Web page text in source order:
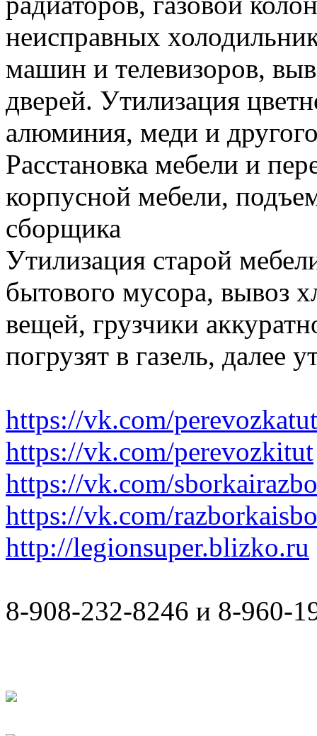
неисправных
машин и телевизоров,
дверей. Утилизация
алюминия, меди и
Расстановка мебели и
корпусной мебели,
сборщика
Утилизация старой
бытового мусора, вывоз
вещей, грузчики
погрузят в газель, далее
https://vk.com/perevozkatut
https://vk.com/perevozkitut
https://vk.com/
https://vk.com/
http://legionsuper.blizko.ru
8-908-232-8246 и 8-960-